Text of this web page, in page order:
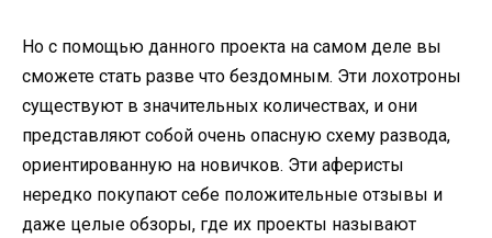
Но с помощью данного проекта на самом деле вы
сможете стать разве что бездомным. Эти лохотроны
существуют в значительных количествах, и они
представляют собой очень опасную схему развода,
ориентированную на новичков. Эти аферисты
нередко покупают себе положительные отзывы и
даже целые обзоры, где их проекты называют